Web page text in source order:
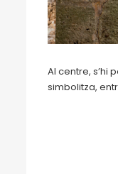
Al centre, s’hi
simbolitza,